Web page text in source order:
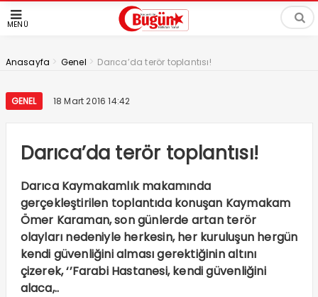
MENÜ
Anasayfa > Genel > Darıca’da terör toplantısı!
GENEL 18 Mart 2016 14:42
Darıca’da terör toplantısı!
Darıca Kaymakamlık makamında
gerçekleştirilen toplantıda konuşan Kaymakam
Ömer Karaman, son günlerde artan terör
olayları nedeniyle herkesin, her kuruluşun hergün
kendi güvenliğini alması gerektiğinin altını
çizerek, ‘’Farabi Hastanesi, kendi güvenliğini
alaca,..